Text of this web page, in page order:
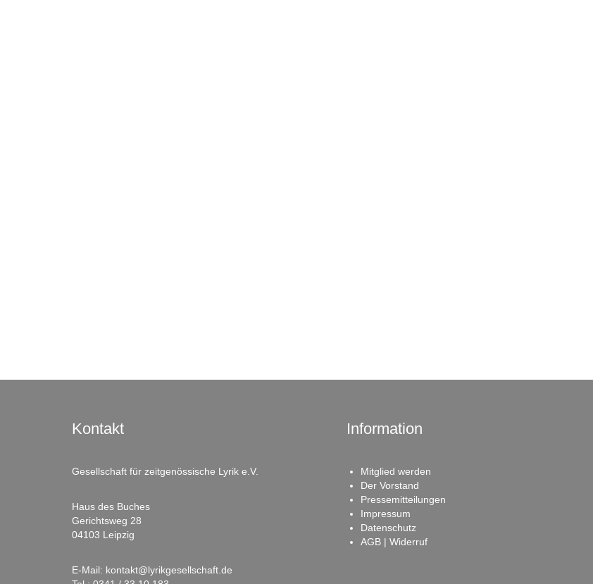
Kontakt
Gesellschaft für zeitgenössische Lyrik e.V.
Haus des Buches
Gerichtsweg 28
04103 Leipzig
E-Mail: kontakt@lyrikgesellschaft.de
Information
Mitglied werden
Der Vorstand
Pressemitteilungen
Impressum
Datenschutz
AGB | Widerruf